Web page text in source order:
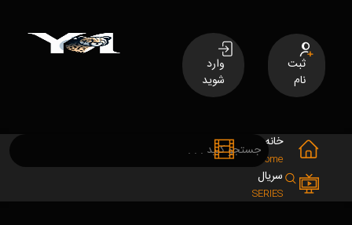
ثبت
نام
وارد
شوید
خانه
Home
سریال
SERIES